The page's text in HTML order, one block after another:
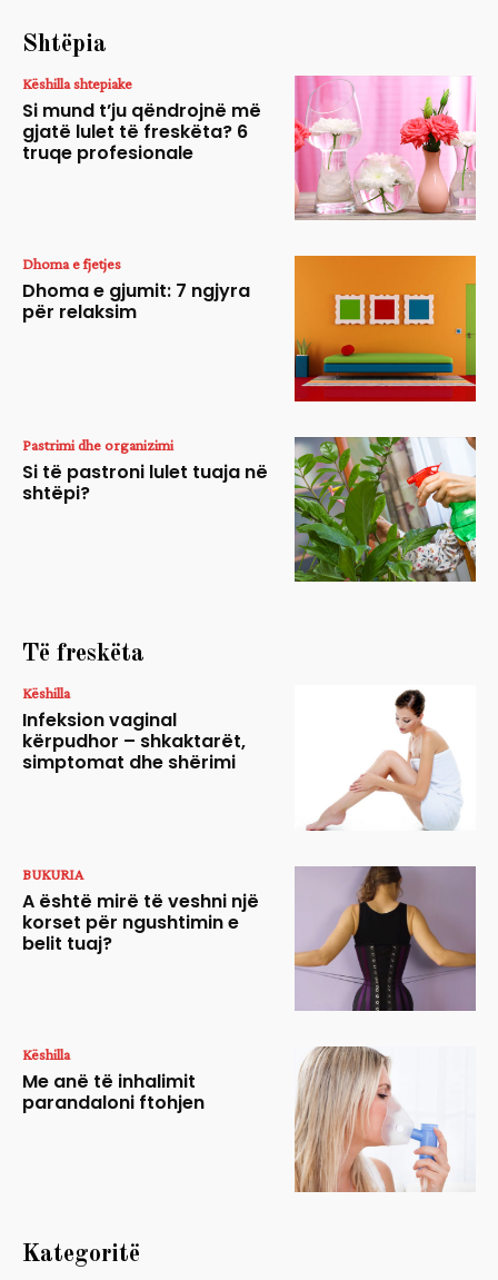
Shtëpia
Këshilla shtepiake
Si mund t’ju qëndrojnë më
gjatë lulet të freskëta? 6
truqe profesionale
Dhoma e fjetjes
Dhoma e gjumit: 7 ngjyra
për relaksim
Pastrimi dhe organizimi
Si të pastroni lulet tuaja në
shtëpi?
Të freskëta
Këshilla
Infeksion vaginal
kërpudhor – shkaktarët,
simptomat dhe shërimi
BUKURIA
A është mirë të veshni një
korset për ngushtimin e
belit tuaj?
Këshilla
Me anë të inhalimit
parandaloni ftohjen
Kategoritë